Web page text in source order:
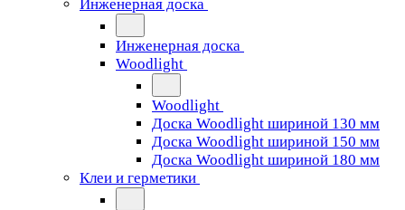
Инженерная доска
Инженерная доска
Woodlight
Woodlight
Доска Woodlight шириной 130 мм
Доска Woodlight шириной 150 мм
Доска Woodlight шириной 180 мм
Клеи и герметики